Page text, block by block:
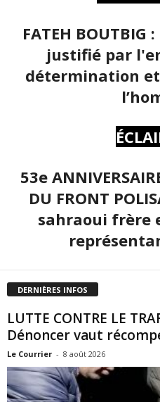
FATEH
justifié par
détermination
53e
DU FRONT
sahraoui frère
DERNIÈRES INFOS
LUTTE CONTRE LE
Dénoncer vaut
Le Courrier - 8 août 2026